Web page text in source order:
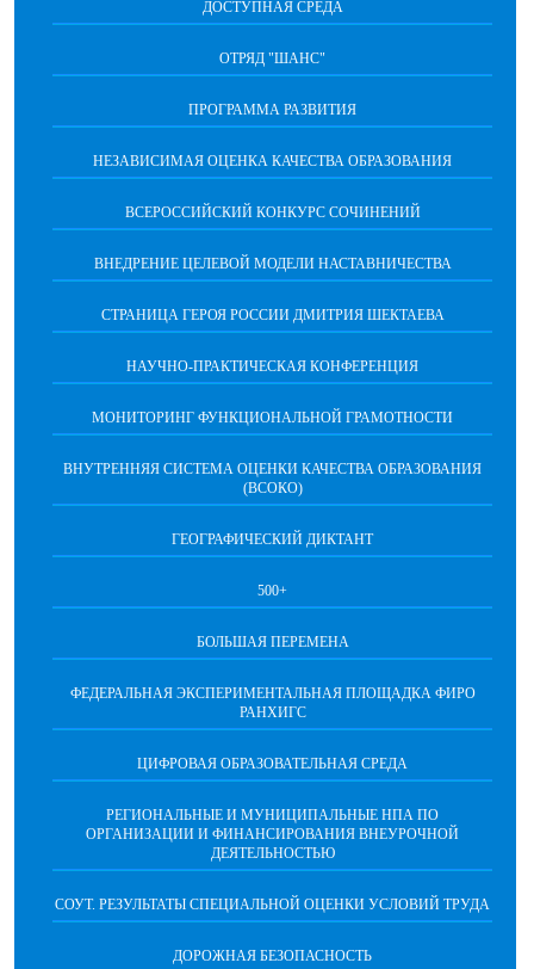
ДОСТУПНАЯ СРЕДА
ОТРЯД "ШАНС"
ПРОГРАММА РАЗВИТИЯ
НЕЗАВИСИМАЯ ОЦЕНКА КАЧЕСТВА ОБРАЗОВАНИЯ
ВСЕРОССИЙСКИЙ КОНКУРС СОЧИНЕНИЙ
ВНЕДРЕНИЕ ЦЕЛЕВОЙ МОДЕЛИ НАСТАВНИЧЕСТВА
СТРАНИЦА ГЕРОЯ РОССИИ ДМИТРИЯ ШЕКТАЕВА
НАУЧНО-ПРАКТИЧЕСКАЯ КОНФЕРЕНЦИЯ
МОНИТОРИНГ ФУНКЦИОНАЛЬНОЙ ГРАМОТНОСТИ
ВНУТРЕННЯЯ СИСТЕМА ОЦЕНКИ КАЧЕСТВА ОБРАЗОВАНИЯ
(ВСОКО)
ГЕОГРАФИЧЕСКИЙ ДИКТАНТ
500+
БОЛЬШАЯ ПЕРЕМЕНА
ФЕДЕРАЛЬНАЯ ЭКСПЕРИМЕНТАЛЬНАЯ ПЛОЩАДКА ФИРО
РАНХИГС
ЦИФРОВАЯ ОБРАЗОВАТЕЛЬНАЯ СРЕДА
РЕГИОНАЛЬНЫЕ И МУНИЦИПАЛЬНЫЕ НПА ПО
ОРГАНИЗАЦИИ И ФИНАНСИРОВАНИЯ ВНЕУРОЧНОЙ
ДЕЯТЕЛЬНОСТЬЮ
СОУТ. РЕЗУЛЬТАТЫ СПЕЦИАЛЬНОЙ ОЦЕНКИ УСЛОВИЙ ТРУДА
ДОРОЖНАЯ БЕЗОПАСНОСТЬ